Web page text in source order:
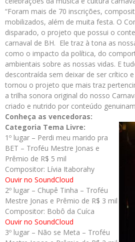
“Foram mais de 70 inscrições,
mobilizados, além de muita festa. O
disparado, o projeto que possui o
carnaval de BH. Ele traz à tona as
como o impacto da política, do
ambientais sobre as nossas vidas. E
descontraída sem deixar de ser crítico
tornou o projeto que mais traz
a trilha sonora original do nosso
criado e nutrido por conteúdo
Conheça as vencedoras:
Categoria Tema Livre:
1º lugar – Perdi meu marido pra
BET – Troféu Mestre Jonas e
Prêmio de R$ 5 mil
Compositor: Lívia Itaborahy
Ouvir no SoundCloud
2º lugar – Chupê Tinha – Troféu
Mestre Jonas e Prêmio de R$ 3 mil
Compositor: Bobô da Cuíca
Ouvir no SoundCloud
3º lugar – Não se Meta – Troféu